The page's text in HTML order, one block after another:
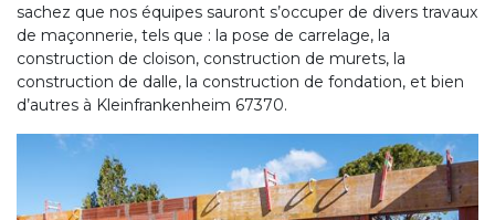
sachez que nos équipes sauront s’occuper de divers travaux
de maçonnerie, tels que : la pose de carrelage, la
construction de cloison, construction de murets, la
construction de dalle, la construction de fondation, et bien
d’autres à Kleinfrankenheim 67370.